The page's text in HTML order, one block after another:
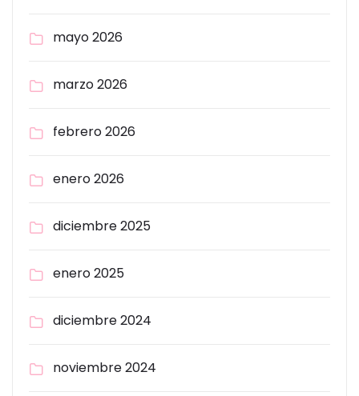
mayo 2026
marzo 2026
febrero 2026
enero 2026
diciembre 2025
enero 2025
diciembre 2024
noviembre 2024